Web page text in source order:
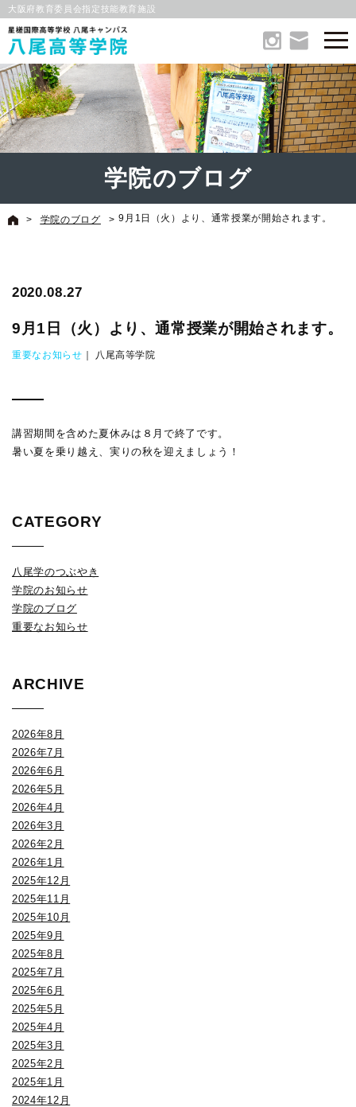
大阪府教育委員会指定技能教育施設
学院のブログ
> 学院のブログ > 9月1日（火）より、通常授業が開始されます。
2020.08.27
9月1日（火）より、通常授業が開始されます。
重要なお知らせ ｜ 八尾高等学院
講習期間を含めた夏休みは８月で終了です。
暑い夏を乗り越え、実りの秋を迎えましょう！
CATEGORY
八尾学のつぶやき
学院のお知らせ
学院のブログ
重要なお知らせ
ARCHIVE
2026年8月
2026年7月
2026年6月
2026年5月
2026年4月
2026年3月
2026年2月
2026年1月
2025年12月
2025年11月
2025年10月
2025年9月
2025年8月
2025年7月
2025年6月
2025年5月
2025年4月
2025年3月
2025年2月
2025年1月
2024年12月